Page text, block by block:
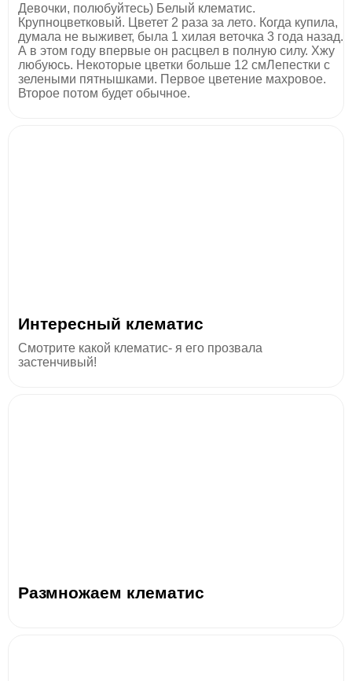
Девочки, полюбуйтесь) Белый клематис.
Крупноцветковый. Цветет 2 раза за лето. Когда купила,
думала не выживет, была 1 хилая веточка 3 года назад.
А в этом году впервые он расцвел в полную силу. Хжу
любуюсь. Некоторые цветки больше 12 смЛепестки с
зелеными пятнышками. Первое цветение махровое.
Второе потом будет обычное.
Интересный клематис
Смотрите какой клематис- я его прозвала
застенчивый!
Размножаем клематис